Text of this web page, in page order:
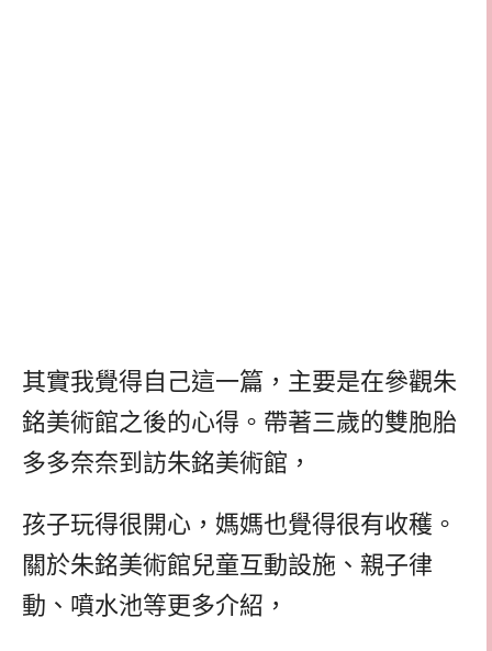
其實我覺得自己這一篇，主要是在參觀朱
銘美術館之後的心得。帶著三歲的雙胞胎
多多奈奈到訪朱銘美術館，
孩子玩得很開心，媽媽也覺得很有收穫。
關於朱銘美術館兒童互動設施、親子律
動、噴水池等更多介紹，